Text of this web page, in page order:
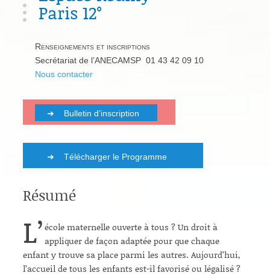
Paris 12°
Renseignements et inscriptions
Secrétariat de l’ANECAMSP 01 43 42 09 10
Nous contacter
Bulletin d’inscription
Télécharger le Programme
Résumé
L’école maternelle ouverte à tous ? Un droit à
appliquer de façon adaptée pour que chaque
enfant y trouve sa place parmi les autres. Aujourd’hui,
l’accueil de tous les enfants est-il favorisé ou légalisé ?